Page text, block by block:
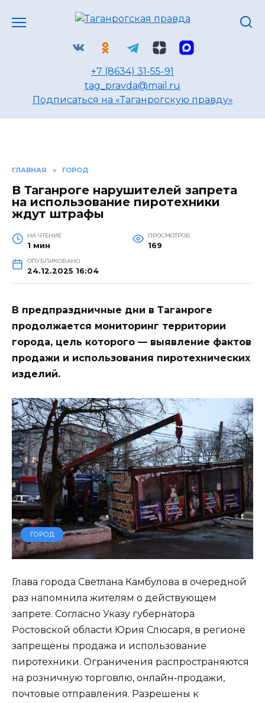
+7 (8634) 31-55-91
tag_pravda@mail.ru
Подписаться на «Таганрогскую правду»
ГЛАВНАЯ » ГОРОД
В Таганроге нарушителей запрета
на использование пиротехники
ждут штрафы
НА ЧТЕНИЕ
1 мин
ПРОСМОТРОВ
169
ОПУБЛИКОВАНО
24.12.2025 16:04
В предпраздничные дни в Таганроге
продолжается мониторинг территории
города, цель которого — выявление фактов
продажи и использования пиротехнических
изделий.
ГОРОД
Глава города Светлана Камбулова в очередной
раз напомнила жителям о действующем
запрете. Согласно Указу губернатора
Ростовской области Юрия Слюсаря, в регионе
запрещены продажа и использование
пиротехники. Ограничения распространяются
на розничную торговлю, онлайн‑продажи,
почтовые отправления. Разрешены к